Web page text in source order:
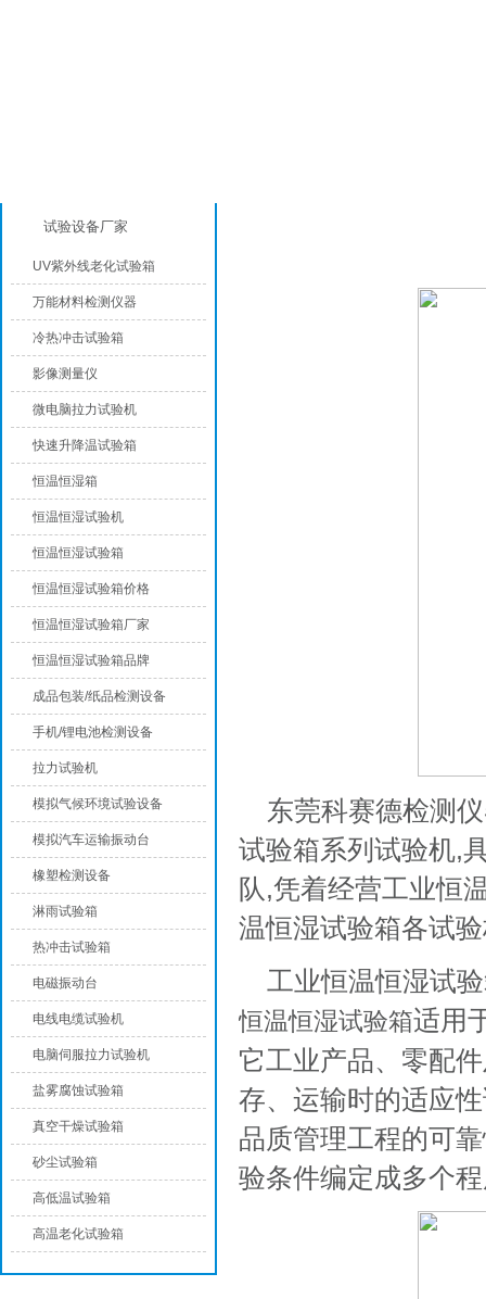
东莞科赛德检测
试验箱系列试验机,
队,凭着经营工业恒
温恒湿试验箱各试
工业恒温恒湿试
恒温恒湿试验箱适用
它工业产品、零配
存、运输时的适应
品质管理工程的可
验条件编定成多个
试验设备厂家
UV紫外线老化试验箱
万能材料检测仪器
冷热冲击试验箱
影像测量仪
微电脑拉力试验机
快速升降温试验箱
恒温恒湿箱
恒温恒湿试验机
恒温恒湿试验箱
恒温恒湿试验箱价格
恒温恒湿试验箱厂家
恒温恒湿试验箱品牌
成品包装/纸品检测设备
手机/锂电池检测设备
拉力试验机
模拟气候环境试验设备
模拟汽车运输振动台
橡塑检测设备
淋雨试验箱
热冲击试验箱
电磁振动台
电线电缆试验机
电脑伺服拉力试验机
盐雾腐蚀试验箱
真空干燥试验箱
砂尘试验箱
高低温试验箱
高温老化试验箱